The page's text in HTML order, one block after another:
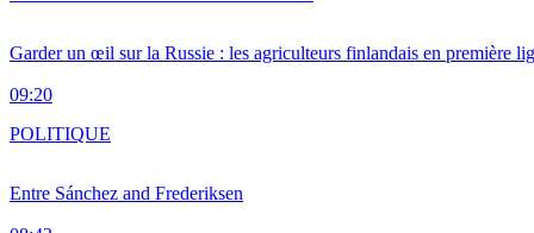
Garder un œil sur la Russie : les agriculteurs finlandais en première
09:20
Entre Sánchez and Frederiksen
POLITIQUE